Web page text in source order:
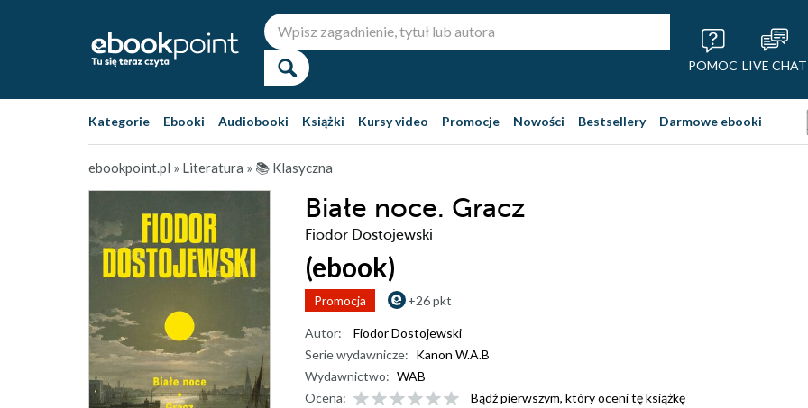
POMOC LIVE CHAT
Kategorie Ebooki Audiobooki Książki Kursy video Promocje Nowości Bestsellery Darmowe ebooki
ebookpoint.pl » Literatura » 📚 Klasyczna
Białe noce. Gracz
Fiodor Dostojewski
(ebook)
Promocja +26 pkt
Autor:
Fiodor Dostojewski
Serie wydawnicze: Kanon W.A.B
Wydawnictwo: WAB
Ocena:
Bądź pierwszym, który oceni tę książkę